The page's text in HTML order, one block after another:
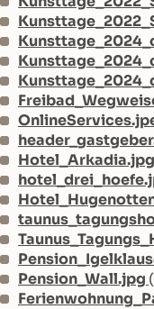
Hotel_Arkadia.jpg
Pension_Wall.jpg